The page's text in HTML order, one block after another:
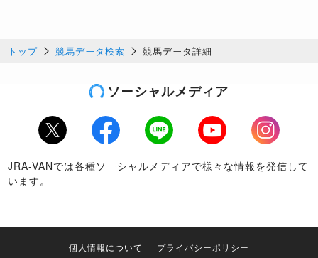
トップ 競馬データ検索 競馬データ詳細
ソーシャルメディア
Twitter Facebook LINE Youtube
Instagram
JRA-VANでは各種ソーシャルメディアで様々な情報を発信して
います。
個人情報について プライバシーポリシー